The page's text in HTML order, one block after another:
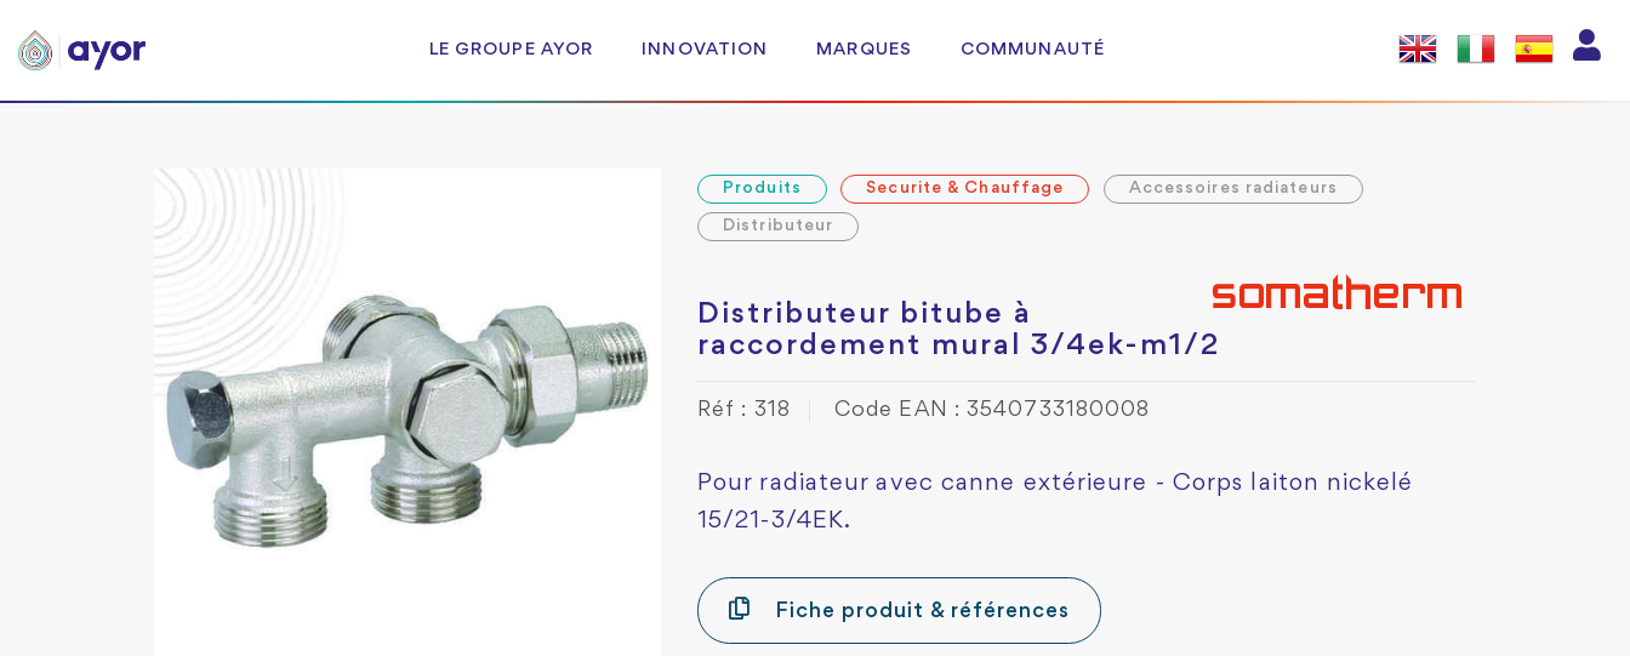
LE GROUPE AYOR INNOVATION MARQUES COMMUNAUTÉ
Produits Securite & Chauffage Accessoires radiateurs
Distributeur
Distributeur bitube à
raccordement mural 3/4ek-m1/2
Réf : 318 Code EAN : 3540733180008
Pour radiateur avec canne extérieure - Corps laiton nickelé
15/21-3/4EK.
Fiche produit & références